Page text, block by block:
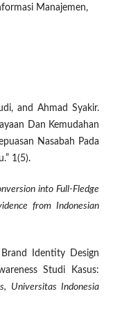
Manajemen,
and Ahmad Syakir.
Dan Kemudahan
Nasabah Pada
1(5).
into Full-Fledge
from Indonesian
Brand Identity Design
Studi Kasus:
Universitas Indonesia